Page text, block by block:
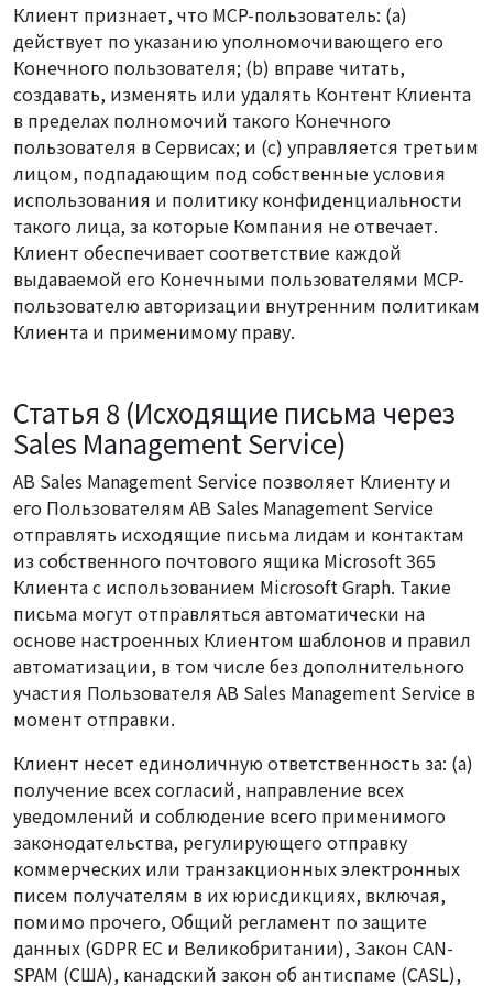
Клиент признает, что MCP-пользователь: (a)
действует по указанию уполномочивающего его
Конечного пользователя; (b) вправе читать,
создавать, изменять или удалять Контент Клиента
в пределах полномочий такого Конечного
пользователя в Сервисах; и (c) управляется третьим
лицом, подпадающим под собственные условия
использования и политику конфиденциальности
такого лица, за которые Компания не отвечает.
Клиент обеспечивает соответствие каждой
выдаваемой его Конечными пользователями MCP-
пользователю авторизации внутренним политикам
Клиента и применимому праву.
Статья 8 (Исходящие письма через
Sales Management Service)
AB Sales Management Service позволяет Клиенту и
его Пользователям AB Sales Management Service
отправлять исходящие письма лидам и контактам
из собственного почтового ящика Microsoft 365
Клиента с использованием Microsoft Graph. Такие
письма могут отправляться автоматически на
основе настроенных Клиентом шаблонов и правил
автоматизации, в том числе без дополнительного
участия Пользователя AB Sales Management Service в
момент отправки.
Клиент несет единоличную ответственность за: (a)
получение всех согласий, направление всех
уведомлений и соблюдение всего применимого
законодательства, регулирующего отправку
коммерческих или транзакционных электронных
писем получателям в их юрисдикциях, включая,
помимо прочего, Общий регламент по защите
данных (GDPR ЕС и Великобритании), Закон CAN-
SPAM (США), канадский закон об антиспаме (CASL),